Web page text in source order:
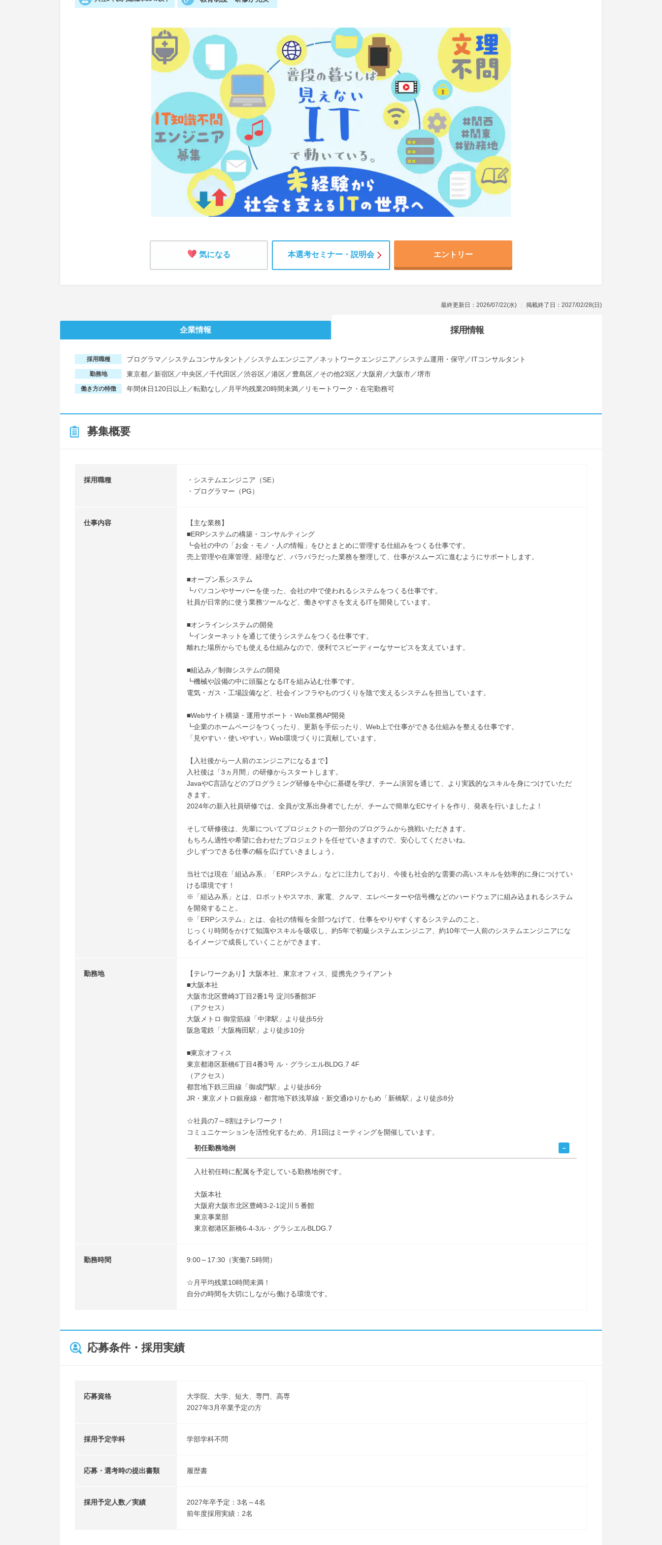
気になる 本選考セミナー・説明会 エントリー
最終更新日：2026/07/22(水) 掲載終了日：2027/02/28(日)
企業情報 採用情報
採用職種 プログラマ／システムコンサルタント／システムエンジニア／ネットワークエンジニア／システム運用・保守／ITコンサルタント
勤務地 東京都／新宿区／中央区／千代田区／渋谷区／港区／豊島区／その他23区／大阪府／大阪市／堺市
働き方の特徴 年間休日120日以上／転勤なし／月平均残業20時間未満／リモートワーク・在宅勤務可
募集概要
採用職種
・システムエンジニア（SE）
・プログラマー（PG）
仕事内容
【主な業務】
■ERPシステムの構築・コンサルティング
┗会社の中の「お金・モノ・人の情報」をひとまとめに管理する仕組みをつくる仕事です。
売上管理や在庫管理、経理など、バラバラだった業務を整理して、仕事がスムーズに進むようにサポートします。
■オープン系システム
┗パソコンやサーバーを使った、会社の中で使われるシステムをつくる仕事です。
社員が日常的に使う業務ツールなど、働きやすさを支えるITを開発しています。
■オンラインシステムの開発
┗インターネットを通じて使うシステムをつくる仕事です。
離れた場所からでも使える仕組みなので、便利でスピーディーなサービスを支えています。
■組込み／制御システムの開発
┗機械や設備の中に頭脳となるITを組み込む仕事です。
電気・ガス・工場設備など、社会インフラやものづくりを陰で支えるシステムを担当しています。
■Webサイト構築・運用サポート・Web業務AP開発
┗企業のホームページをつくったり、更新を手伝ったり、Web上で仕事ができる仕組みを整える仕事です。
「見やすい・使いやすい」Web環境づくりに貢献しています。
【入社後から一人前のエンジニアになるまで】
入社後は「3ヵ月間」の研修からスタートします。
JavaやC言語などのプログラミング研修を中心に基礎を学び、チーム演習を通じて、より実践的なスキルを身につけていただ
きます。
2024年の新入社員研修では、全員が文系出身者でしたが、チームで簡単なECサイトを作り、発表を行いましたよ！
そして研修後は、先輩についてプロジェクトの一部分のプログラムから挑戦いただきます。
もちろん適性や希望に合わせたプロジェクトを任せていきますので、安心してくださいね。
少しずつできる仕事の幅を広げていきましょう。
当社では現在「組込み系」「ERPシステム」などに注力しており、今後も社会的な需要の高いスキルを効率的に身につけてい
ける環境です！
※「組込み系」とは、ロボットやスマホ、家電、クルマ、エレベーターや信号機などのハードウェアに組み込まれるシステム
を開発すること。
※「ERPシステム」とは、会社の情報を全部つなげて、仕事をやりやすくするシステムのこと。
じっくり時間をかけて知識やスキルを吸収し、約5年で初級システムエンジニア、約10年で一人前のシステムエンジニアにな
るイメージで成長していくことができます。
勤務地
【テレワークあり】大阪本社、東京オフィス、提携先クライアント
■大阪本社
大阪市北区豊崎3丁目2番1号 淀川5番館3F
（アクセス）
大阪メトロ 御堂筋線「中津駅」より徒歩5分
阪急電鉄「大阪梅田駅」より徒歩10分
■東京オフィス
東京都港区新橋6丁目4番3号 ル・グラシエルBLDG.7 4F
（アクセス）
都営地下鉄三田線「御成門駅」より徒歩6分
JR・東京メトロ銀座線・都営地下鉄浅草線・新交通ゆりかもめ「新橋駅」より徒歩8分
☆社員の7～8割はテレワーク！
コミュニケーションを活性化するため、月1回はミーティングを開催しています。
初任勤務地例
入社初任時に配属を予定している勤務地例です。
大阪本社
大阪府大阪市北区豊崎3-2-1淀川５番館
東京事業部
東京都港区新橋6-4-3ル・グラシエルBLDG.7
勤務時間 9:00～17:30（実働7.5時間）
☆月平均残業10時間未満！
自分の時間を大切にしながら働ける環境です。
応募条件・採用実績
応募資格
大学院、大学、短大、専門、高専
2027年3月卒業予定の方
採用予定学科 学部学科不問
応募・選考時の提出書類 履歴書
採用予定人数／実績
2027年卒予定：3名～4名
前年度採用実績：2名